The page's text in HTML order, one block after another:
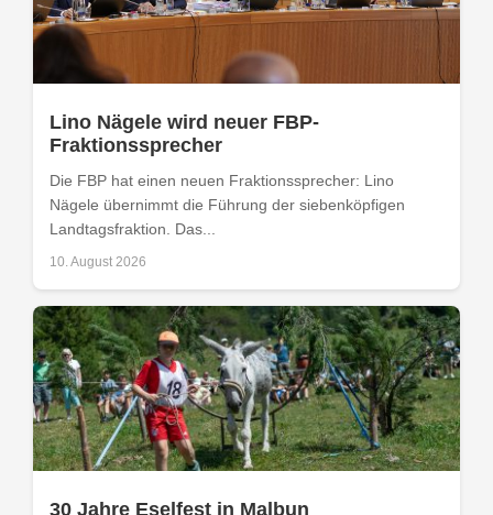
Lino Nägele wird neuer FBP-
Fraktionssprecher
Die FBP hat einen neuen Fraktionssprecher: Lino
Nägele übernimmt die Führung der siebenköpfigen
Landtagsfraktion. Das...
10. August 2026
30 Jahre Eselfest in Malbun